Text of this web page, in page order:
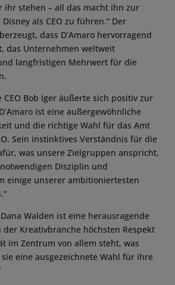
ihr stehen – all das macht ihn zur
als CEO zu führen.“ Der
dass D’Amaro hervorragend
das Unternehmen weltweit
langfristigen Mehrwert für die
Bob Iger äußerte sich positiv zur
ist eine außergewöhnliche
und die richtige Wahl für das Amt
Sein instinktives Verständnis für die
was unsere Zielgruppen anspricht,
Disziplin und
einige unserer ambitioniertesten
Walden ist eine herausragende
Kreativbranche höchsten Respekt
im Zentrum von allem steht, was
eine ausgezeichnete Wahl für ihre